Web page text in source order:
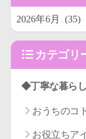
カテゴリ
◆丁寧な暮らし
おうちのコト
お役立ちア